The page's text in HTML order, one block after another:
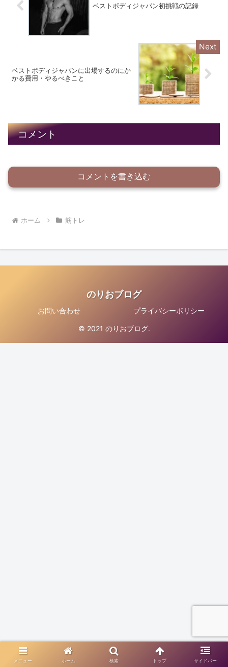
ベストボディジャパン初挑戦の記録
ベストボディジャパンに出場するのにか
かる費用・やるべきこと
コメント
コメントを書き込む
ホーム 筋トレ
のりおブログ
お問い合わせ プライバシーポリシー
© 2021 のりおブログ.
メニュー ホーム 検索 トップ サイドバー